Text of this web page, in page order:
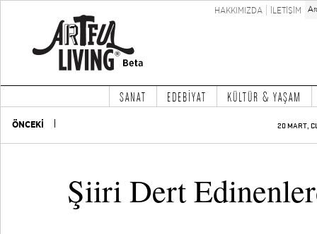
HAKKIMIZDA İLETİŞİM
SANAT EDEBİYAT KÜLTÜR & YAŞAM
ÖNCEKİ 20 MART,
Şiiri Dert